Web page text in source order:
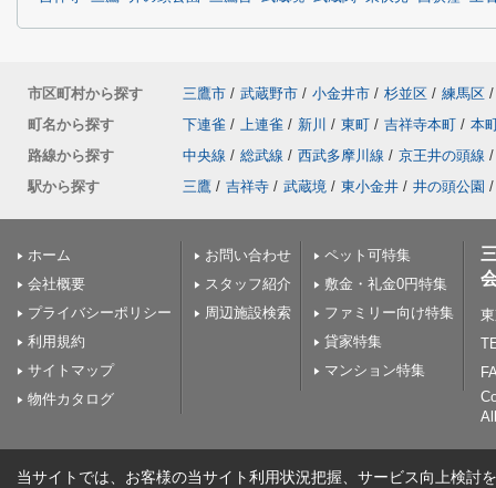
市区町村から探す 三鷹市 / 武蔵野市 / 小金井市 / 杉並区 / 練馬区 /
町名から探す
下連雀 / 上連雀 / 新川 / 東町 / 吉祥寺本町 / 本
路線から探す
中央線 / 総武線 / 西武多摩川線 / 京王井の頭線 /
駅から探す
三鷹 / 吉祥寺 / 武蔵境 / 東小金井 / 井の頭公園 /
ホーム
会社概要
プライバシーポリシー
利用規約
サイトマップ
物件カタログ
お問い合わせ
スタッフ紹介
周辺施設検索
ペット可特集
敷金・礼金0円特集
ファミリー向け特集
貸家特集
マンション特集
当サイトでは、お客様の当サイト利用状況把握、サービス向上検討